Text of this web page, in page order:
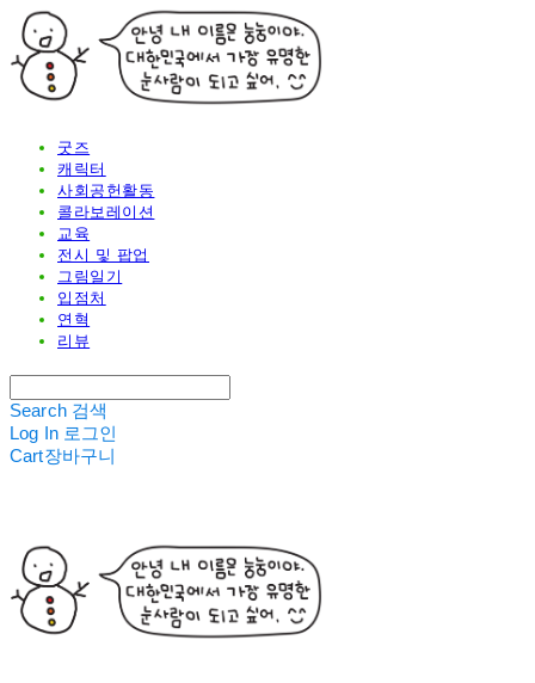
굿즈
캐릭터
사회공헌활동
콜라보레이션
교육
전시 및 팝업
그림일기
입점처
연혁
리뷰
Search 검색
Log In 로그인
Cart장바구니